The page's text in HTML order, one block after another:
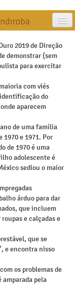
2019 de Direção
demonstrar (sem
para exercitar
com viés
do
aparecem
de uma família
1970 e 1971. Por
de 1970 é uma
adolescente é
sediou o maior
árduo para dar
que incluem
e calçadas e
que se
e encontra nisso
os problemas de
amparada pela